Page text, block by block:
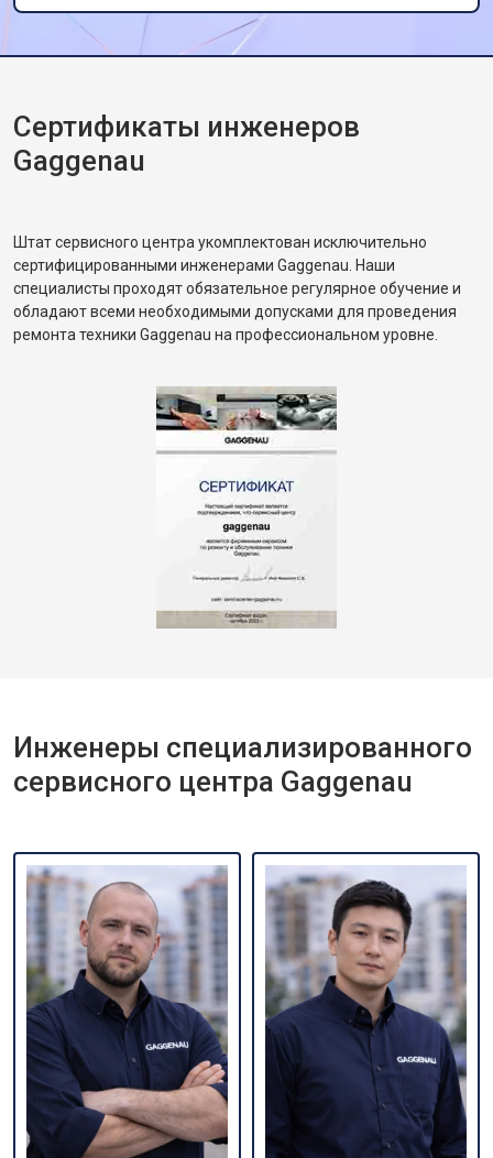
Сертификаты инженеров
Gaggenau
Штат сервисного центра укомплектован исключительно
сертифицированными инженерами Gaggenau. Наши
специалисты проходят обязательное регулярное обучение и
обладают всеми необходимыми допусками для проведения
ремонта техники Gaggenau на профессиональном уровне.
Инженеры специализированного
сервисного центра Gaggenau